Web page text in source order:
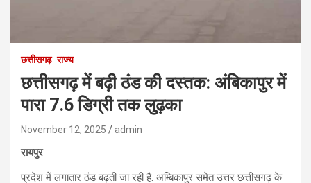
छत्तीसगढ़ राज्य
छत्तीसगढ़ में बढ़ी ठंड की दस्तक: अंबिकापुर में
पारा 7.6 डिग्री तक लुढ़का
November 12, 2025 admin
रायपुर
प्रदेश में लगातार ठंड बढ़ती जा रही है. अम्बिकापुर समेत उत्तर छत्तीसगढ़ के